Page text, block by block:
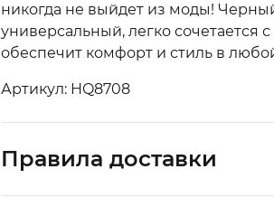
никогда не выйдет из моды!
универсальный, легко
обеспечит комфорт и стиль в
Артикул: HQ8708
Правила доставки